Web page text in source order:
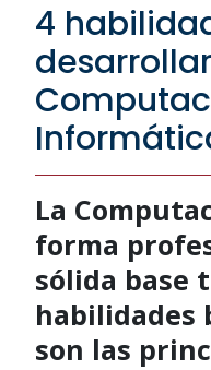
4
La
forma
sólida base
habilidades
son las